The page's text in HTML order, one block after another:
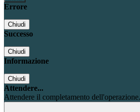
Errore
Chiudi
Successo
Chiudi
Informazione
Chiudi
Attendere...
Attendere il completamento